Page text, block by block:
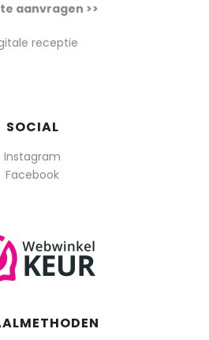
aanvragen >>
receptie
SOCIAL
Instagram
Facebook